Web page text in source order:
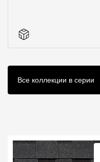
Комплектующие к
Все коллекции в серии